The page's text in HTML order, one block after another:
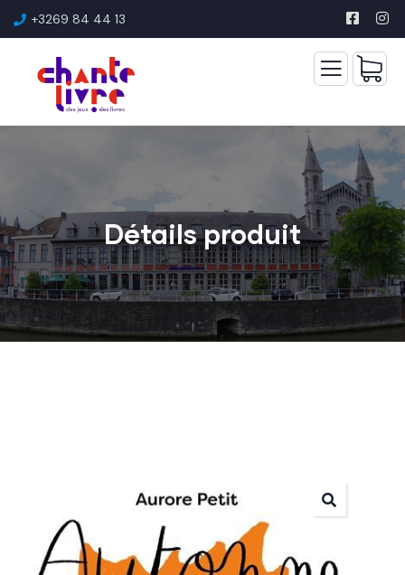
+3269 84 44 13
Détails produit